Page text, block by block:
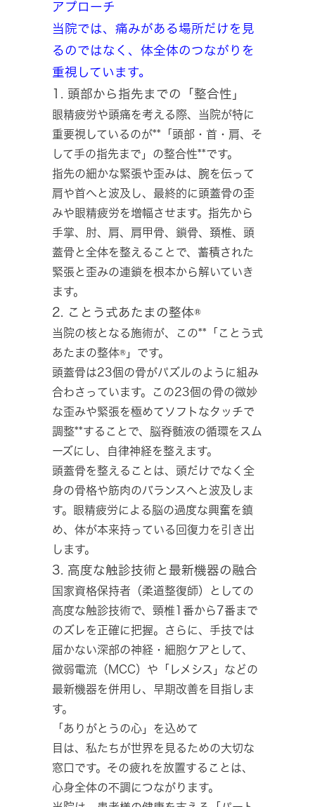
アプローチ
当院では、痛みがある場所だけを見
るのではなく、体全体のつながりを
重視しています。
1. 頭部から指先までの「整合性」
眼精疲労や頭痛を考える際、当院が特に
重要視しているのが**「頭部・首・肩、そ
して手の指先まで」の整合性**です。
指先の細かな緊張や歪みは、腕を伝って
肩や首へと波及し、最終的に頭蓋骨の歪
みや眼精疲労を増幅させます。指先から
手掌、肘、肩、肩甲骨、鎖骨、頚椎、頭
蓋骨と全体を整えることで、蓄積された
緊張と歪みの連鎖を根本から解いていき
ます。
2. ことう式あたまの整体®
当院の核となる施術が、この**「ことう式
あたまの整体®」です。
頭蓋骨は23個の骨がパズルのように組み
合わさっています。この23個の骨の微妙
な歪みや緊張を極めてソフトなタッチで
調整**することで、脳脊髄液の循環をスム
ーズにし、自律神経を整えます。
頭蓋骨を整えることは、頭だけでなく全
身の骨格や筋肉のバランスへと波及しま
す。眼精疲労による脳の過度な興奮を鎮
め、体が本来持っている回復力を引き出
します。
3. 高度な触診技術と最新機器の融合
国家資格保持者（柔道整復師）としての
高度な触診技術で、頸椎1番から7番まで
のズレを正確に把握。さらに、手技では
届かない深部の神経・細胞ケアとして、
微弱電流（MCC）や「レメシス」などの
最新機器を併用し、早期改善を目指しま
す。
「ありがとうの心」を込めて
目は、私たちが世界を見るための大切な
窓口です。その疲れを放置することは、
心身全体の不調につながります。